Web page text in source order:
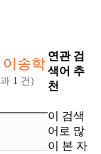
이송학
1 건)
연관 검
색어 추
천
이 검색
어로 많
이 본 자